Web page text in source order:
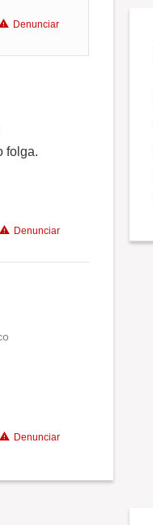
Denunciar
folga.
Denunciar
Denunciar